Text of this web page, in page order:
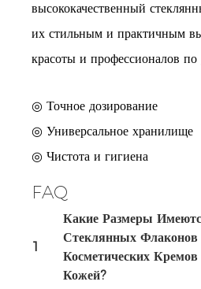
высококачественный
их стильным и практичным
красоты и профессионалов по
◎ Точное дозирование
◎ Универсальное хранилище
◎ Чистота и гигиена
FAQ
1
Какие Размеры
Стеклянных
Косметических
Кожей?